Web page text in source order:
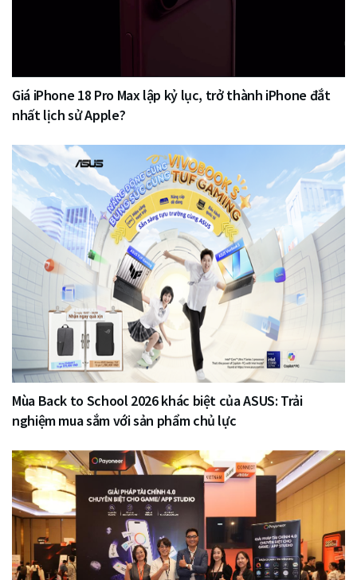
Giá iPhone 18 Pro Max lập kỷ lục, trở thành iPhone đắt
nhất lịch sử Apple?
Mùa Back to School 2026 khác biệt của ASUS: Trải
nghiệm mua sắm với sản phẩm chủ lực